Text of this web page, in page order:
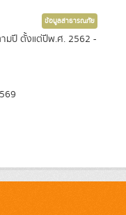
ข้อมูลสาธารณภัย
ามปี ตั้งแต่ปีพ.ศ. 2562 -